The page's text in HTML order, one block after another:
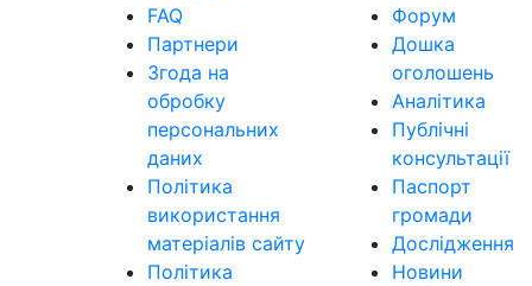
FAQ
Партнери
Згода на
обробку
персональних
даних
Політика
використання
матеріалів сайту
Політика
Форум
Дошка
оголошень
Аналітика
Публічні
консультації
Паспорт
громади
Дослідження
Новини